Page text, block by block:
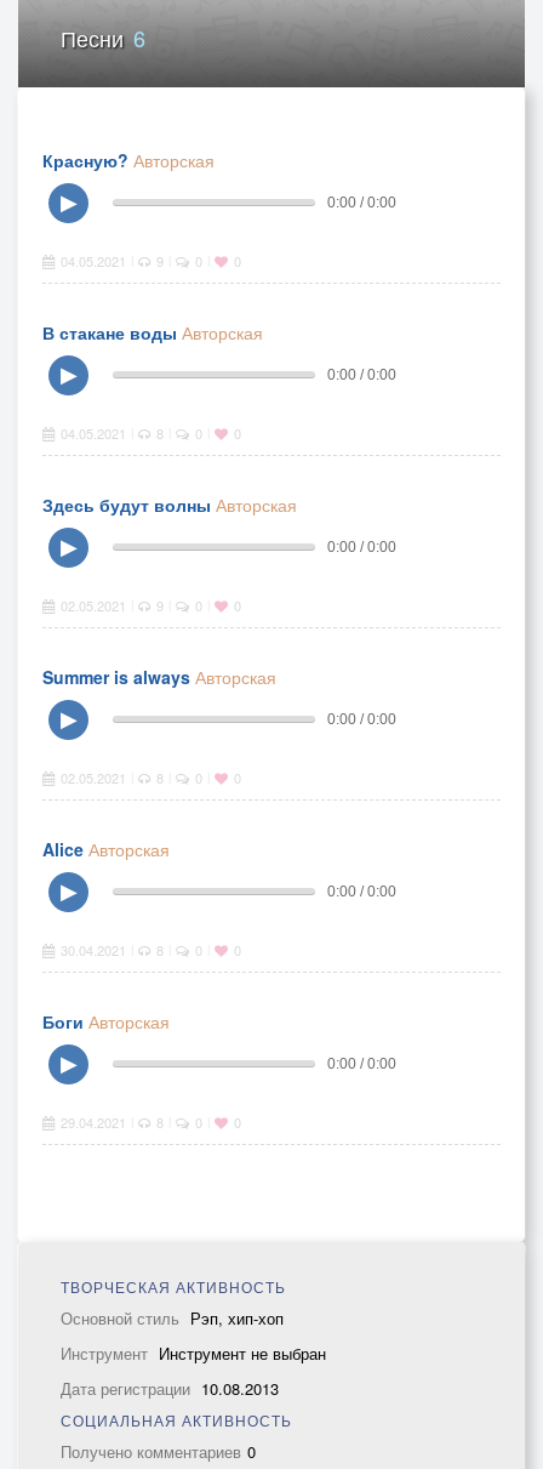
Песни 6
Красную? Авторская
▶
0:00 / 0:00
04.05.2021 9 0 0
В стакане воды Авторская
▶
0:00 / 0:00
04.05.2021 8 0 0
Здесь будут волны Авторская
▶
0:00 / 0:00
02.05.2021 9 0 0
Summer is always Авторская
▶
0:00 / 0:00
02.05.2021 8 0 0
Alice Авторская
▶
0:00 / 0:00
30.04.2021 8 0 0
Боги Авторская
▶
0:00 / 0:00
29.04.2021 8 0 0
ТВОРЧЕСКАЯ АКТИВНОСТЬ
Основной стиль Рэп, хип-хоп
Инструмент Инструмент не выбран
Дата регистрации 10.08.2013
СОЦИАЛЬНАЯ АКТИВНОСТЬ
Получено комментариев 0